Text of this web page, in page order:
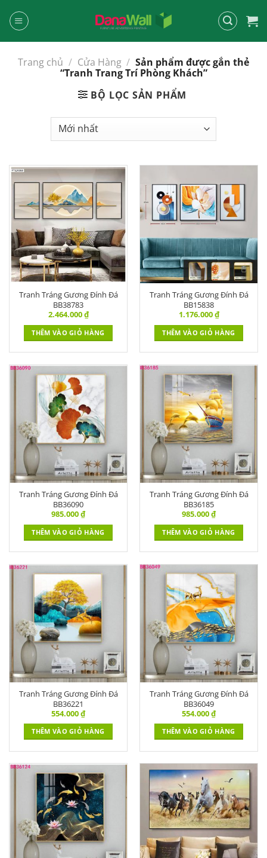
đến
Trang chủ / Cửa Hàng / Sản phẩm được gắn thẻ
“Tranh Trang Trí Phòng Khách”
BỘ LỌC SẢN PHẨM
Tranh Tráng Gương Đính Đá
BB38783
2.464.000₫
THÊM VÀO GIỎ HÀNG
Tranh Tráng Gương Đính Đá
BB15838
1.176.000₫
THÊM VÀO GIỎ HÀNG
Tranh Tráng Gương Đính Đá
BB36090
985.000₫
THÊM VÀO GIỎ HÀNG
Tranh Tráng Gương Đính Đá
BB36185
985.000₫
THÊM VÀO GIỎ HÀNG
Tranh Tráng Gương Đính Đá
BB36221
554.000₫
THÊM VÀO GIỎ HÀNG
Tranh Tráng Gương Đính Đá
BB36049
554.000₫
THÊM VÀO GIỎ HÀNG